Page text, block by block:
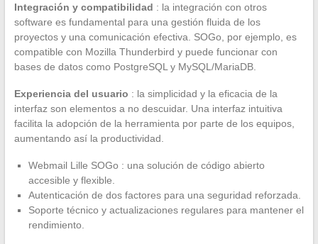
Integración y compatibilidad : la integración con otros
software es fundamental para una gestión fluida de los
proyectos y una comunicación efectiva. SOGo, por ejemplo, es
compatible con Mozilla Thunderbird y puede funcionar con
bases de datos como PostgreSQL y MySQL/MariaDB.
Experiencia del usuario : la simplicidad y la eficacia de la
interfaz son elementos a no descuidar. Una interfaz intuitiva
facilita la adopción de la herramienta por parte de los equipos,
aumentando así la productividad.
Webmail Lille SOGo : una solución de código abierto
accesible y flexible.
Autenticación de dos factores para una seguridad reforzada.
Soporte técnico y actualizaciones regulares para mantener el
rendimiento.